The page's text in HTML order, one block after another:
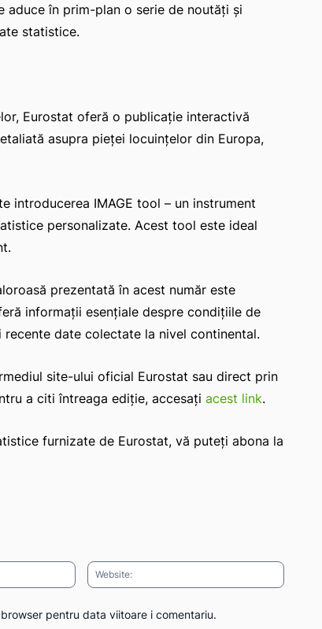
în prim-plan o serie de noutăți și
statistice.
Eurostat oferă o publicație interactivă
asupra pieței locuințelor din Europa,
introducerea IMAGE tool – un instrument
personalizate. Acest tool este ideal
prezentată în acest număr este
informații esențiale despre condițiile de
date colectate la nivel continental.
site-ului oficial Eurostat sau direct prin
a citi întreaga ediție, accesați acest link.
furnizate de Eurostat, vă puteți abona la
Email:* Website:
pentru data viitoare i comentariu.